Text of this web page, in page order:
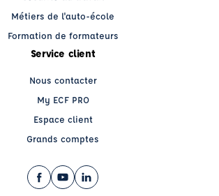
Métiers de l'auto-école
Formation de formateurs
Service client
Nous contacter
My ECF PRO
Espace client
Grands comptes
Facebook (nouvelle fenêtre)
YouTube (nouvelle fenêtre)
LinkedIn (nouvelle fenêtre)